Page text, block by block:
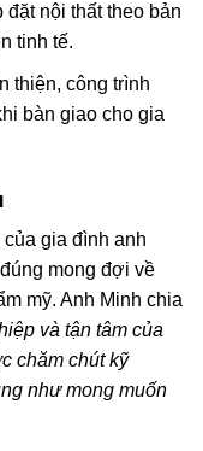
đặt nội thất theo bản
tinh tế.
thiện, công trình
bàn giao cho gia
gia đình anh
mong đợi về
mỹ. Anh Minh chia
và tận tâm của
chăm chút kỹ
như mong muốn